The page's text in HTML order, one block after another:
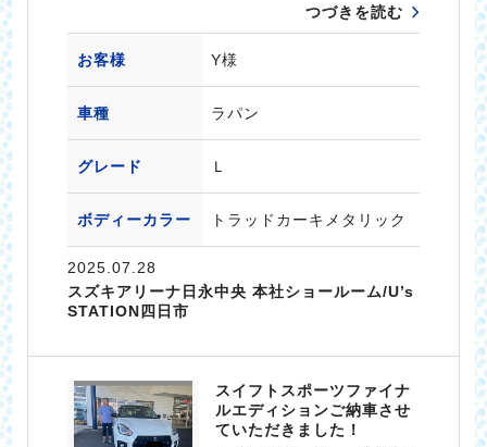
つづきを読む
お客様 Y様
車種 ラパン
グレード Ｌ
ボディーカラー トラッドカーキメタリック
2025.07.28
スズキアリーナ日永中央 本社ショールーム/U’s
STATION四日市
スイフトスポーツファイナ
ルエディションご納車させ
ていただきました！